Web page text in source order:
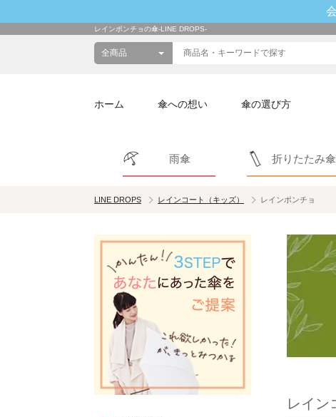
レインポンチョの傘-LINE DROPS-
ホーム 傘への想い 傘の選び方
雨傘 折りたたみ傘
LINE DROPS レインコート（キッズ） レインポンチョ
レイン